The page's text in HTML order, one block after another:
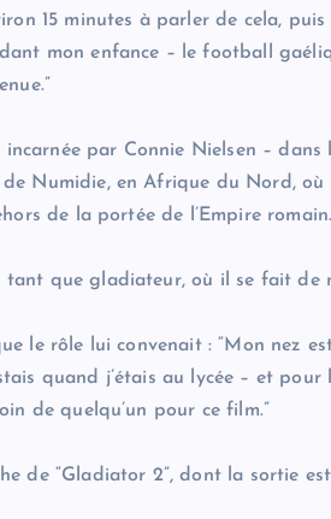
15 minutes à parler de cela,
mon enfance – le football
par Connie Nielsen –
Numidie, en Afrique du Nord, où
de la portée de l’Empire romain.
tant que gladiateur, où il se fait de
le rôle lui convenait : “Mon nez
quand j’étais au lycée – et
de quelqu’un pour ce film.”
de “Gladiator 2”, dont la sortie